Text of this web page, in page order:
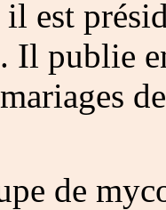
est
Il publie
de